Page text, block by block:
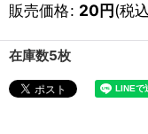
販売価格: 20円(税
在庫数5枚